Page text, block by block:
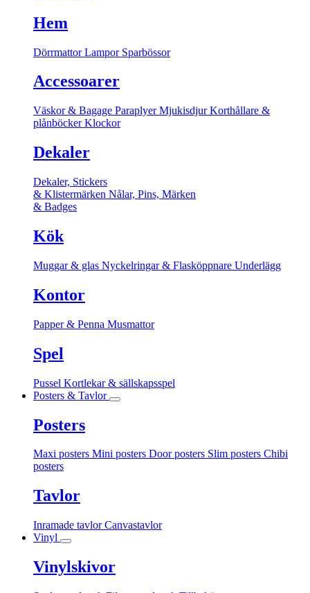
Hem
DörrmattorLampor Sparbössor
Accessoarer
Väskor & Bagage ParaplyerMjukisdjurKorthållare &
plånböckerKlockor
Dekaler
Dekaler, Stickers
& Klistermärken Nålar, Pins, Märken
& Badges
Kök
Muggar & glas Nyckelringar & Flasköppnare Underlägg
Kontor
Papper & Penna Musmattor
Spel
Pussel Kortlekar & sällskapsspel
Posters & Tavlor
Posters
Maxi posters Mini posters Door posters Slim posters Chibi
posters
Tavlor
Inramade tavlorCanvastavlor
Vinyl
Vinylskivor